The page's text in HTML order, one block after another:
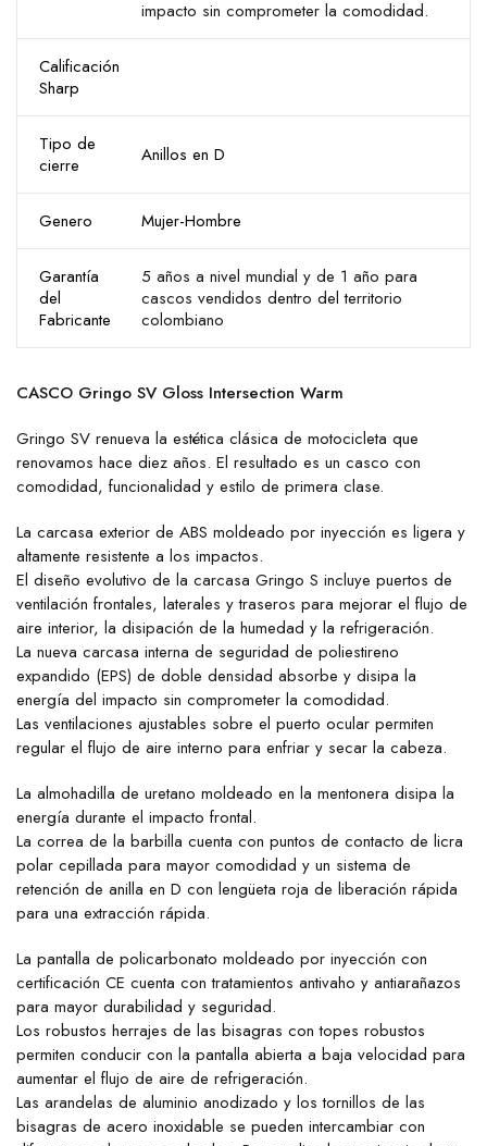
impacto sin comprometer la comodidad.
Calificación
Sharp
Tipo de
cierre
Anillos en D
Genero Mujer-Hombre
Garantía
del
Fabricante
5 años a nivel mundial y de 1 año para
cascos vendidos dentro del territorio
colombiano
CASCO Gringo SV Gloss Intersection Warm
Gringo SV renueva la estética clásica de motocicleta que
renovamos hace diez años. El resultado es un casco con
comodidad, funcionalidad y estilo de primera clase.
La carcasa exterior de ABS moldeado por inyección es ligera y
altamente resistente a los impactos.
El diseño evolutivo de la carcasa Gringo S incluye puertos de
ventilación frontales, laterales y traseros para mejorar el flujo de
aire interior, la disipación de la humedad y la refrigeración.
La nueva carcasa interna de seguridad de poliestireno
expandido (EPS) de doble densidad absorbe y disipa la
energía del impacto sin comprometer la comodidad.
Las ventilaciones ajustables sobre el puerto ocular permiten
regular el flujo de aire interno para enfriar y secar la cabeza.
La almohadilla de uretano moldeado en la mentonera disipa la
energía durante el impacto frontal.
La correa de la barbilla cuenta con puntos de contacto de licra
polar cepillada para mayor comodidad y un sistema de
retención de anilla en D con lengüeta roja de liberación rápida
para una extracción rápida.
La pantalla de policarbonato moldeado por inyección con
certificación CE cuenta con tratamientos antivaho y antiarañazos
para mayor durabilidad y seguridad.
Los robustos herrajes de las bisagras con topes robustos
permiten conducir con la pantalla abierta a baja velocidad para
aumentar el flujo de aire de refrigeración.
Las arandelas de aluminio anodizado y los tornillos de las
bisagras de acero inoxidable se pueden intercambiar con